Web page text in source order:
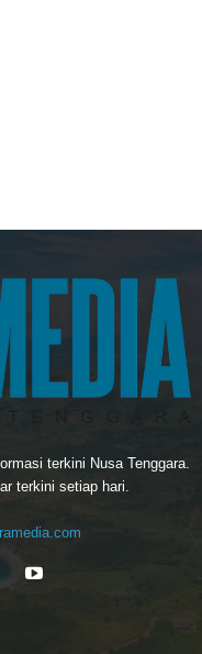
terkini Nusa Tenggara.
terkini setiap hari.